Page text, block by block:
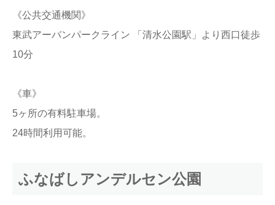
《公共交通機関》
東武アーバンパークライン 「清水公園駅」より西口徒歩
10分
《車》
5ヶ所の有料駐車場。
24時間利用可能。
ふなばしアンデルセン公園